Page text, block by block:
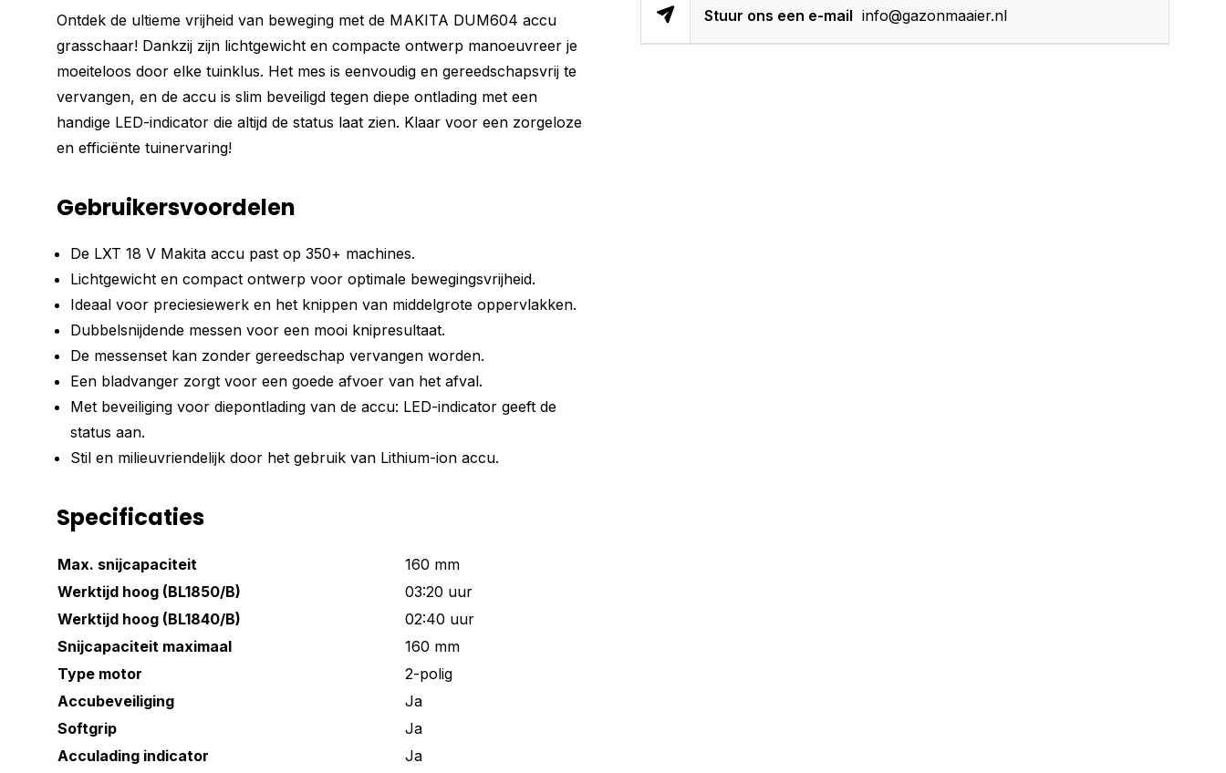
Ontdek de ultieme vrijheid van beweging met de MAKITA DUM604 accu
grasschaar! Dankzij zijn lichtgewicht en compacte ontwerp manoeuvreer je
moeiteloos door elke tuinklus. Het mes is eenvoudig en gereedschapsvrij te
vervangen, en de accu is slim beveiligd tegen diepe ontlading met een
handige LED-indicator die altijd de status laat zien. Klaar voor een zorgeloze
en efficiënte tuinervaring!
Gebruikersvoordelen
De LXT 18 V Makita accu past op 350+ machines.
Lichtgewicht en compact ontwerp voor optimale bewegingsvrijheid.
Ideaal voor preciesiewerk en het knippen van middelgrote oppervlakken.
Dubbelsnijdende messen voor een mooi knipresultaat.
De messenset kan zonder gereedschap vervangen worden.
Een bladvanger zorgt voor een goede afvoer van het afval.
Met beveiliging voor diepontlading van de accu: LED-indicator geeft de
status aan.
Stil en milieuvriendelijk door het gebruik van Lithium-ion accu.
Specificaties
Max. snijcapaciteit
160 mm
Werktijd hoog (BL1850/B)
03:20 uur
Werktijd hoog (BL1840/B)
02:40 uur
Snijcapaciteit maximaal
160 mm
Type motor
2-polig
Accubeveiliging
Ja
Softgrip
Ja
Acculading indicator
Ja
Stuur ons een e-mail info@gazonmaaier.nl